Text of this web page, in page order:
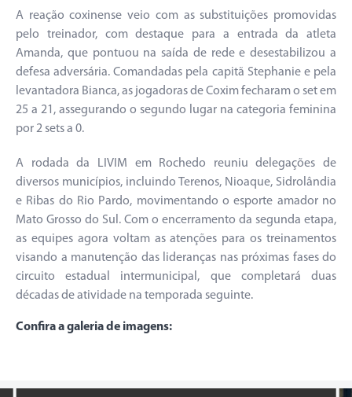
A reação coxinense veio com as substituições promovidas
pelo treinador, com destaque para a entrada da atleta
Amanda, que pontuou na saída de rede e desestabilizou a
defesa adversária. Comandadas pela capitã Stephanie e pela
levantadora Bianca, as jogadoras de Coxim fecharam o set em
25 a 21, assegurando o segundo lugar na categoria feminina
por 2 sets a 0.
A rodada da LIVIM em Rochedo reuniu delegações de
diversos municípios, incluindo Terenos, Nioaque, Sidrolândia
e Ribas do Rio Pardo, movimentando o esporte amador no
Mato Grosso do Sul. Com o encerramento da segunda etapa,
as equipes agora voltam as atenções para os treinamentos
visando a manutenção das lideranças nas próximas fases do
circuito estadual intermunicipal, que completará duas
décadas de atividade na temporada seguinte.
Confira a galeria de imagens: